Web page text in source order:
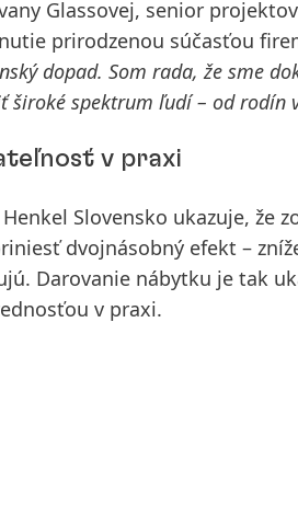
Glassovej, senior
prirodzenou súčasťou
dopad. Som rada, že sme
široké spektrum ľudí – od rodín
v praxi
Slovensko ukazuje, že
dvojnásobný efekt –
Darovanie nábytku je tak
v praxi.